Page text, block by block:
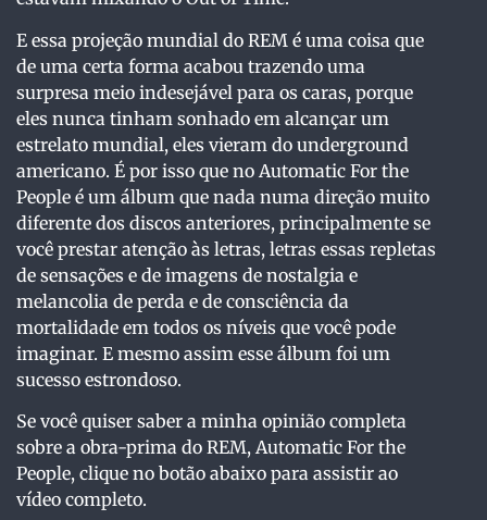
E essa projeção mundial do REM é uma coisa que
de uma certa forma acabou trazendo uma
surpresa meio indesejável para os caras, porque
eles nunca tinham sonhado em alcançar um
estrelato mundial, eles vieram do underground
americano. É por isso que no Automatic For the
People é um álbum que nada numa direção muito
diferente dos discos anteriores, principalmente se
você prestar atenção às letras, letras essas repletas
de sensações e de imagens de nostalgia e
melancolia de perda e de consciência da
mortalidade em todos os níveis que você pode
imaginar. E mesmo assim esse álbum foi um
sucesso estrondoso.
Se você quiser saber a minha opinião completa
sobre a obra-prima do REM, Automatic For the
People, clique no botão abaixo para assistir ao
vídeo completo.